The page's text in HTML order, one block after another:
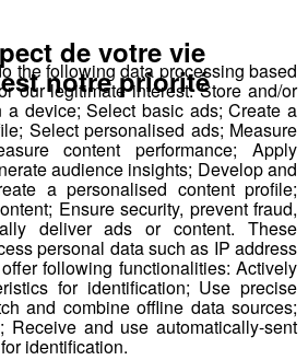
les hydrocarbures ou encore les
de sécurité sanitaire de
pourtant que la mesures des
la surveillance de la pollution de
officiel chargé de la mesure de la
vallée de l'Arve parle simplement
de particules fines liées aux
donner plus d'indications.
the following data processing based
our legitimate interest: Store and/or
a device; Select basic ads; Create a
Select personalised ads; Measure
content performance; Apply
audience insights; Develop and
a personalised content profile;
Ensure security, prevent fraud,
deliver ads or content. These
personal data such as IP address
following functionalities: Actively
for identification; Use precise
and combine offline data sources;
Receive and use automatically-sent
identification.
de votre vie
notre priorité